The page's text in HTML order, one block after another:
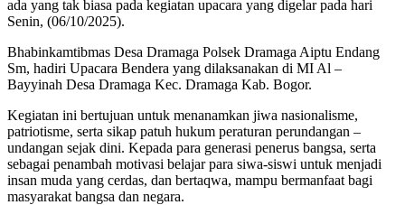
ada yang tak biasa pada kegiatan upacara yang digelar pada hari
Senin, (06/10/2025).
Bhabinkamtibmas Desa Dramaga Polsek Dramaga Aiptu Endang
Sm, hadiri Upacara Bendera yang dilaksanakan di MI Al –
Bayyinah Desa Dramaga Kec. Dramaga Kab. Bogor.
Kegiatan ini bertujuan untuk menanamkan jiwa nasionalisme,
patriotisme, serta sikap patuh hukum peraturan perundangan –
undangan sejak dini. Kepada para generasi penerus bangsa, serta
sebagai penambah motivasi belajar para siwa-siswi untuk menjadi
insan muda yang cerdas, dan bertaqwa, mampu bermanfaat bagi
masyarakat bangsa dan negara.